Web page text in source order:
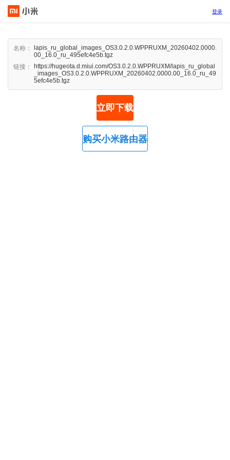
登录
名称：
lapis_ru_global_images_OS3.0.2.0.WPPRUXM_20260402.0000.
00_16.0_ru_495efc4e5b.tgz
链接：
https://hugeota.d.miui.com/OS3.0.2.0.WPPRUXM/lapis_ru_global
_images_OS3.0.2.0.WPPRUXM_20260402.0000.00_16.0_ru_49
5efc4e5b.tgz
立即下载
购买小米路由器